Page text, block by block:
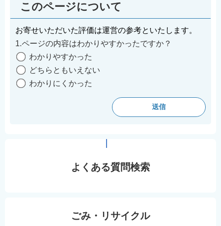
このページについて
お寄せいただいた評価は運営の参考といたします。
1.ページの内容はわかりやすかったですか？
わかりやすかった
どちらともいえない
わかりにくかった
よくある質問検索
ごみ・リサイクル